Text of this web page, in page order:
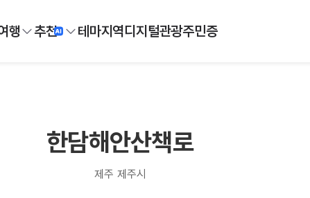
행 추천 테마지역디지털관광주민증
한담해안산책로
제주 제주시